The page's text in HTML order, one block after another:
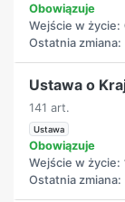
Obowiązuje
Wejście w życie:
Ostatnia zmiana:
Ustawa o
141 art.
Ustawa
Obowiązuje
Wejście w życie:
Ostatnia zmiana: